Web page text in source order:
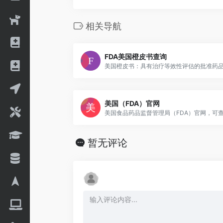
相关导航
FDA美国橙皮书查询
美国橙皮书：具有治疗等效性评估的批准药
美国（FDA）官网
暂无评论